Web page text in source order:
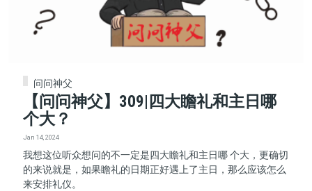
问问神父
【问问神父】309|四大瞻礼和主日哪
个大？
Jan 14, 2024
我想这位听众想问的不一定是四大瞻礼和主日哪 个大，更确切
的来说就是，如果瞻礼的日期正好遇上了主日，那么应该怎么
来安排礼仪。